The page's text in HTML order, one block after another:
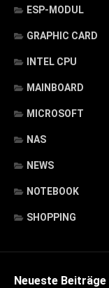
ESP-MODUL
GRAPHIC CARD
INTEL CPU
MAINBOARD
MICROSOFT
NAS
NEWS
NOTEBOOK
SHOPPING
Neueste Beiträge